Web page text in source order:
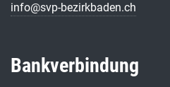
info@svp-bezirkbaden.ch
Bankverbindung